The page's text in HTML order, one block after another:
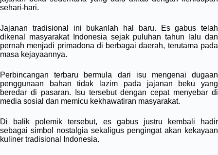
sehari-hari.
Jajanan tradisional ini bukanlah hal baru. Es gabus telah
dikenal masyarakat Indonesia sejak puluhan tahun lalu dan
pernah menjadi primadona di berbagai daerah, terutama pada
masa kejayaannya.
Perbincangan terbaru bermula dari isu mengenai dugaan
penggunaan bahan tidak lazim pada jajanan beku yang
beredar di pasaran. Isu tersebut dengan cepat menyebar di
media sosial dan memicu kekhawatiran masyarakat.
Di balik polemik tersebut, es gabus justru kembali hadir
sebagai simbol nostalgia sekaligus pengingat akan kekayaan
kuliner tradisional Indonesia.